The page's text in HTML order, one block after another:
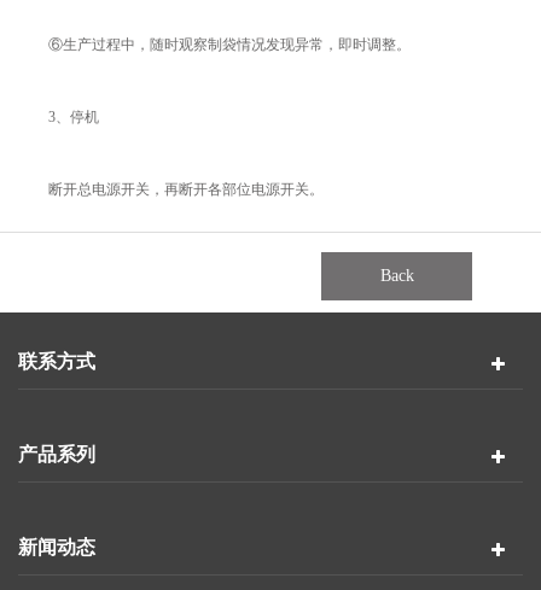
⑥生产过程中，随时观察制袋情况发现异常，即时调整。
3、停机
断开总电源开关，再断开各部位电源开关。
Back
联系方式
产品系列
新闻动态